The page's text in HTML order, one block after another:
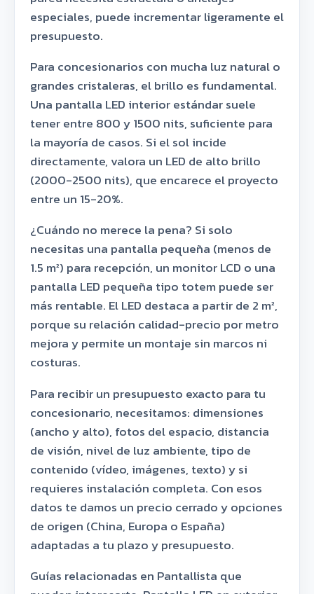
especiales, puede incrementar ligeramente el
presupuesto.
Para concesionarios con mucha luz natural o
grandes cristaleras, el brillo es fundamental.
Una pantalla LED interior estándar suele
tener entre 800 y 1500 nits, suficiente para
la mayoría de casos. Si el sol incide
directamente, valora un LED de alto brillo
(2000-2500 nits), que encarece el proyecto
entre un 15-20%.
¿Cuándo no merece la pena? Si solo
necesitas una pantalla pequeña (menos de
1.5 m²) para recepción, un monitor LCD o una
pantalla LED pequeña tipo totem puede ser
más rentable. El LED destaca a partir de 2 m²,
porque su relación calidad-precio por metro
mejora y permite un montaje sin marcos ni
costuras.
Para recibir un presupuesto exacto para tu
concesionario, necesitamos: dimensiones
(ancho y alto), fotos del espacio, distancia
de visión, nivel de luz ambiente, tipo de
contenido (vídeo, imágenes, texto) y si
requieres instalación completa. Con esos
datos te damos un precio cerrado y opciones
de origen (China, Europa o España)
adaptadas a tu plazo y presupuesto.
Guías relacionadas en Pantallista que